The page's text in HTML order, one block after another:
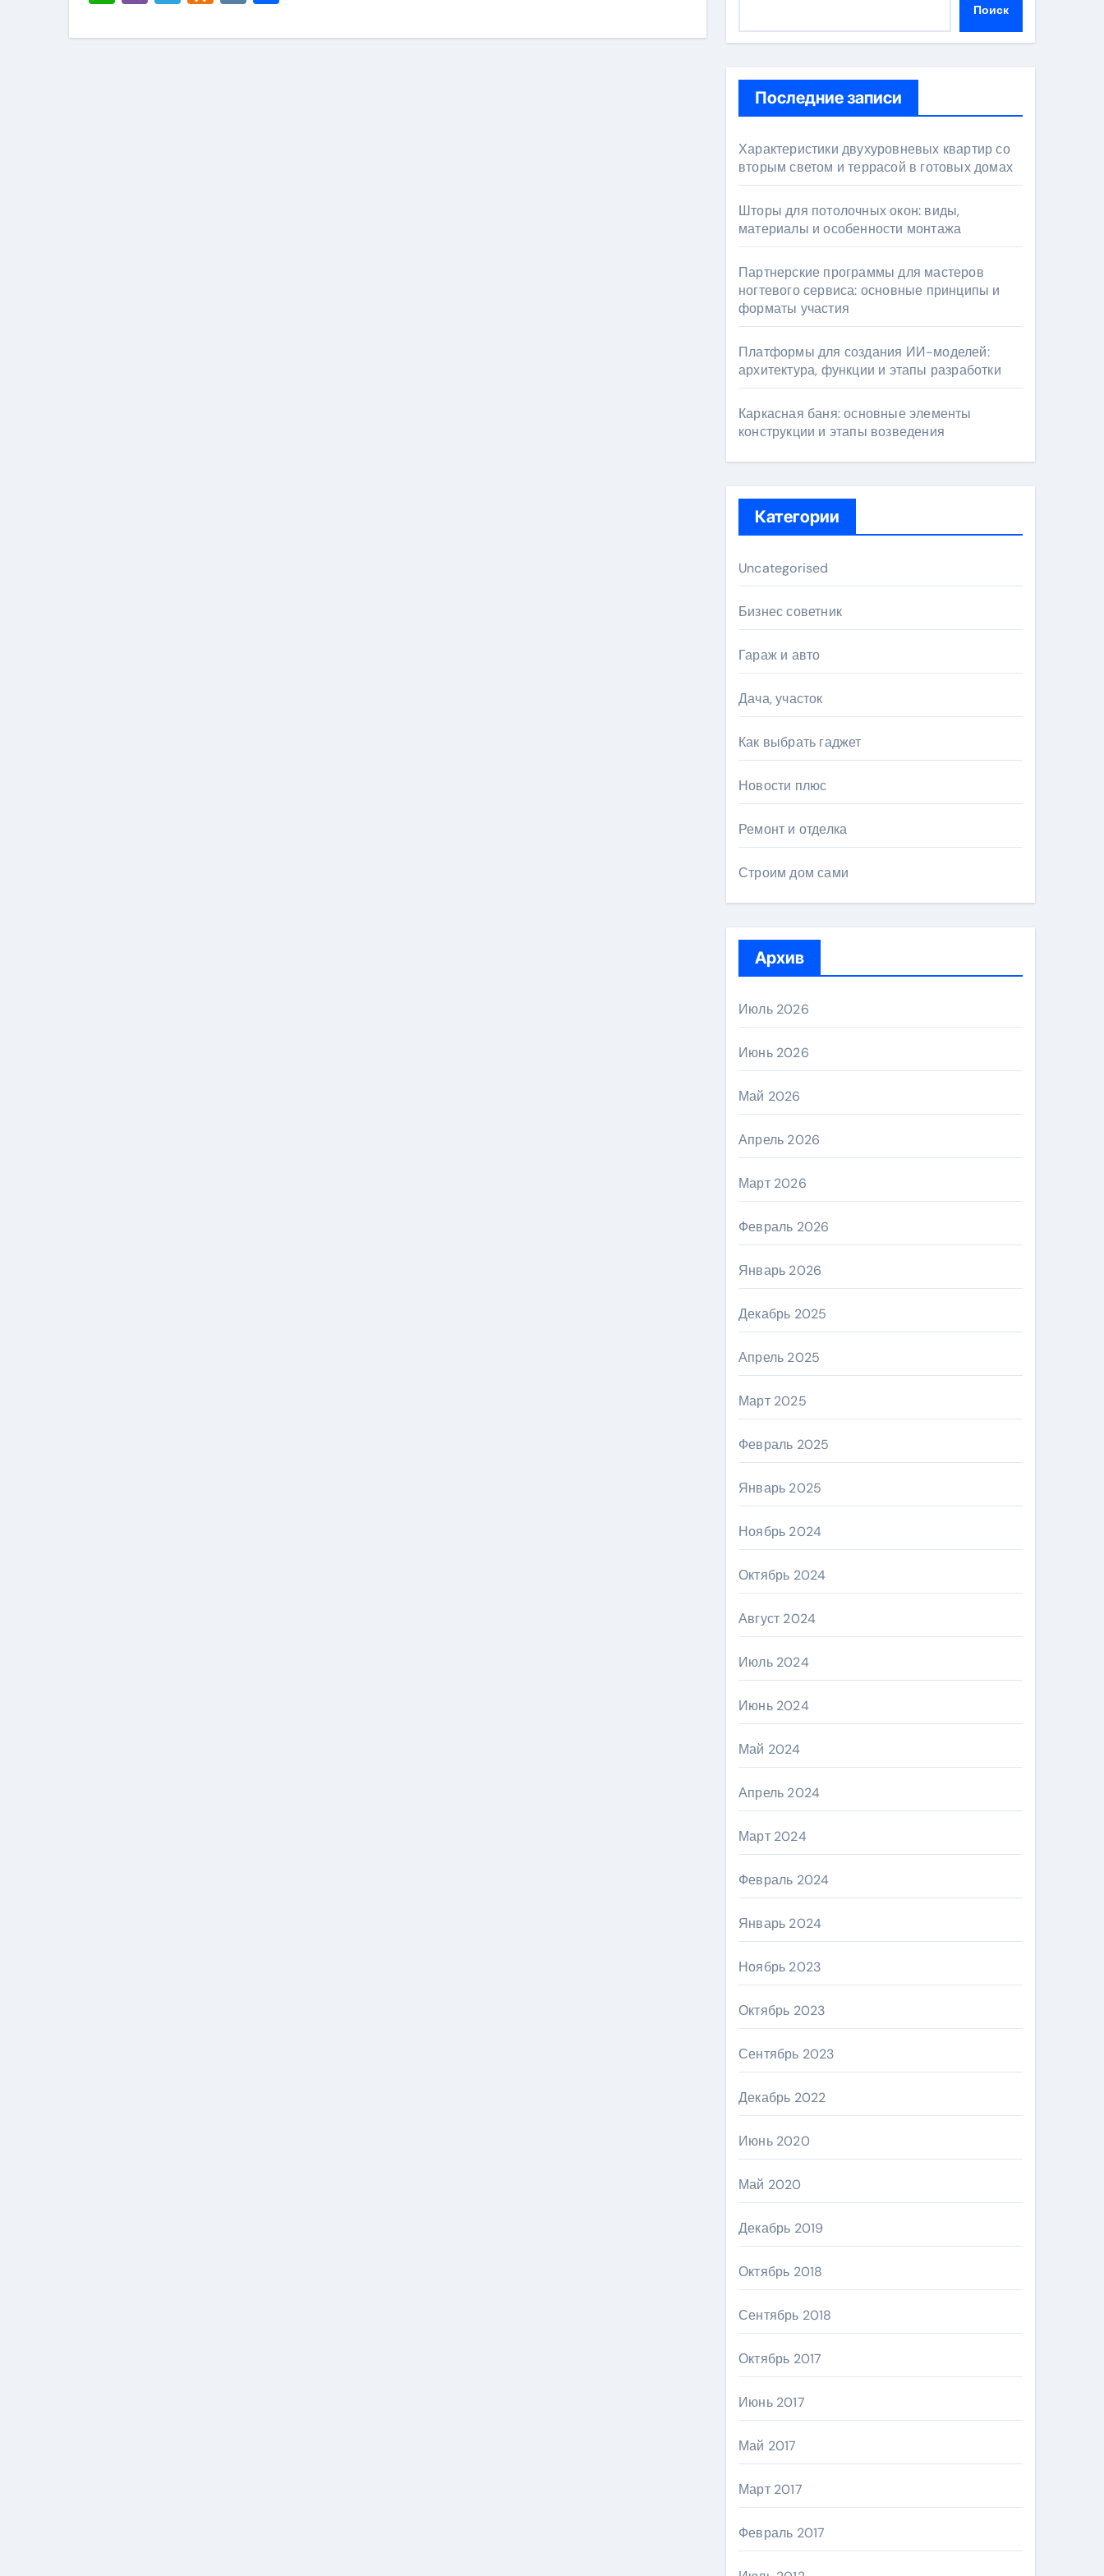
Поиск
Последние записи
Характеристики двухуровневых квартир со
вторым светом и террасой в готовых домах
Шторы для потолочных окон: виды,
материалы и особенности монтажа
Партнерские программы для мастеров
ногтевого сервиса: основные принципы и
форматы участия
Платформы для создания ИИ-моделей:
архитектура, функции и этапы разработки
Каркасная баня: основные элементы
конструкции и этапы возведения
Категории
Uncategorised
Бизнес советник
Гараж и авто
Дача, участок
Как выбрать гаджет
Новости плюс
Ремонт и отделка
Строим дом сами
Архив
Июль 2026
Июнь 2026
Май 2026
Апрель 2026
Март 2026
Февраль 2026
Январь 2026
Декабрь 2025
Апрель 2025
Март 2025
Февраль 2025
Январь 2025
Ноябрь 2024
Октябрь 2024
Август 2024
Июль 2024
Июнь 2024
Май 2024
Апрель 2024
Март 2024
Февраль 2024
Январь 2024
Ноябрь 2023
Октябрь 2023
Сентябрь 2023
Декабрь 2022
Июнь 2020
Май 2020
Декабрь 2019
Октябрь 2018
Сентябрь 2018
Октябрь 2017
Июнь 2017
Май 2017
Март 2017
Февраль 2017